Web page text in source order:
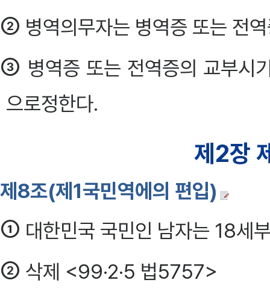
② 병역의무자는 병역증 또는 전
③ 병역증 또는 전역증의 교부시
으로정한다.
제2장
제8조(제1국민역에의 편입)
① 대한민국 국민인 남자는 18세
② 삭제 <99·2·5 법5757>